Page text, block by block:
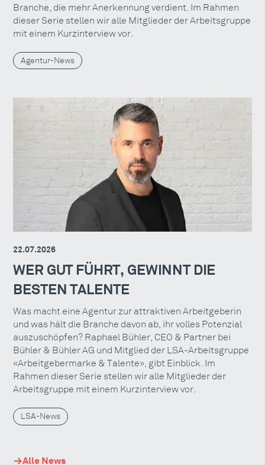
Branche, die mehr Anerkennung verdient. Im Rahmen
dieser Serie stellen wir alle Mitglieder der Arbeitsgruppe
mit einem Kurzinterview vor.
Agentur-News
22.07.2026
WER GUT FÜHRT, GEWINNT DIE
BESTEN TALENTE
Was macht eine Agentur zur attraktiven Arbeitgeberin
und was hält die Branche davon ab, ihr volles Potenzial
auszuschöpfen? Raphael Bühler, CEO & Partner bei
Bühler & Bühler AG und Mitglied der LSA-Arbeitsgruppe
«Arbeitgebermarke & Talente», gibt Einblick. Im
Rahmen dieser Serie stellen wir alle Mitglieder der
Arbeitsgruppe mit einem Kurzinterview vor.
LSA-News
Alle News